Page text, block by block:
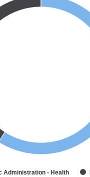
Administration - Health